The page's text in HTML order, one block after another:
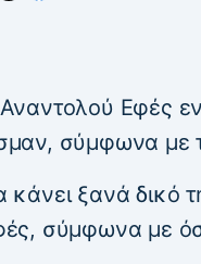
Εφές
σύμφωνα με
κάνει ξανά δικό
σύμφωνα με